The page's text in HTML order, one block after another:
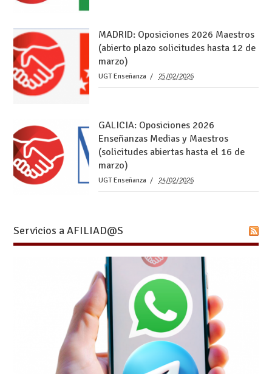
MADRID: Oposiciones 2026 Maestros
(abierto plazo solicitudes hasta 12 de
marzo)
UGT Enseñanza 25/02/2026
GALICIA: Oposiciones 2026
Enseñanzas Medias y Maestros
(solicitudes abiertas hasta el 16 de
marzo)
UGT Enseñanza 24/02/2026
Servicios a AFILIAD@S